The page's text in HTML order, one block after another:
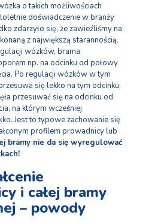
o takich możliwościach
doświadczenie w branży
zdarzyło się, że zawieźliśmy na
z największą starannością.
wózków, brama
np. na odcinku od połowy
Po regulacji wózków w tym
się lekko na tym odcinku,
przesuwać się na odcinku od
na którym wcześniej
Jest to typowe zachowanie się
profilem prowadnicy lub
bramy nie da się wyregulować
i całej bramy
– powody